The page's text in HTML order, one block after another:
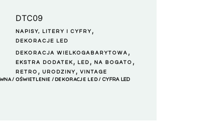
DTC09
NAPISY, LITERY I CYFRY ,
DEKORACJE LED
DEKORACJA WIELKOGABARYTOWA ,
EKSTRA DODATEK ,LED ,NA BOGATO ,
RETRO ,URODZINY ,VINTAGE
/ OŚWIETLENIE / DEKORACJE LED / CYFRA LED